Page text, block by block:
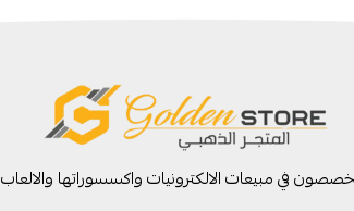
في مبيعات الالكترونيات واكسسوراتها والالعاب